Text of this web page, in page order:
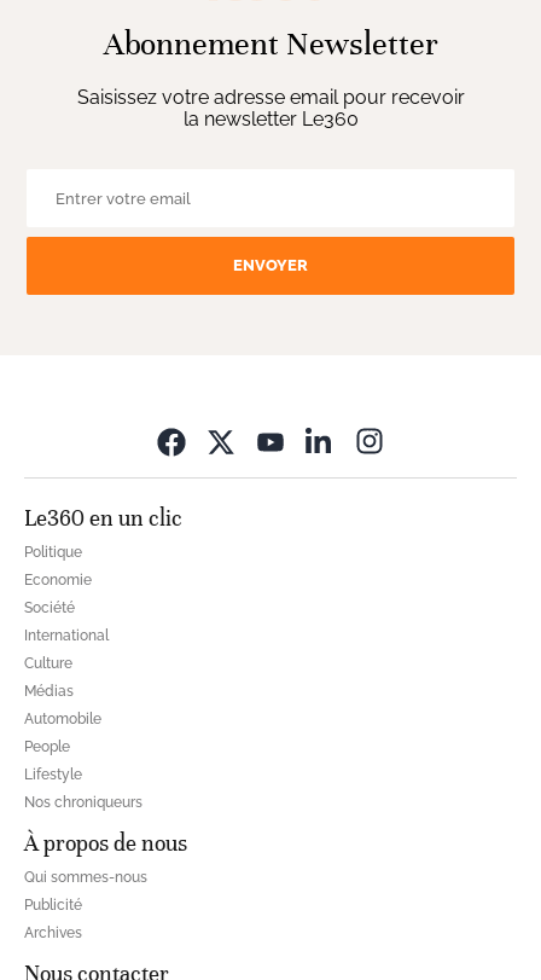
Abonnement Newsletter
Saisissez votre adresse email pour recevoir
la newsletter Le360
ENVOYER
Le360 en un clic
Politique
Economie
Société
International
Culture
Médias
Automobile
People
Lifestyle
Nos chroniqueurs
À propos de nous
Qui sommes-nous
Publicité
Archives
Nous contacter